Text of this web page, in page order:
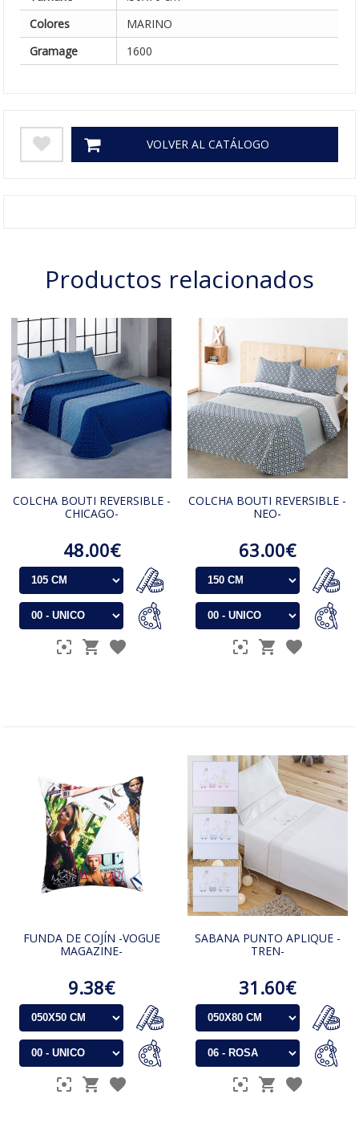
Colores
MARINO
Gramage
1600
VOLVER AL CATÁLOGO
Productos relacionados
COLCHA BOUTI REVERSIBLE -
CHICAGO-
48.00€
COLCHA BOUTI REVERSIBLE -
NEO-
63.00€
FUNDA DE COJÍN -VOGUE
MAGAZINE-
9.38€
SABANA PUNTO APLIQUE -
TREN-
31.60€